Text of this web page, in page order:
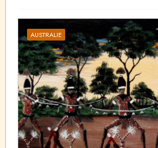
AUSTRALIE